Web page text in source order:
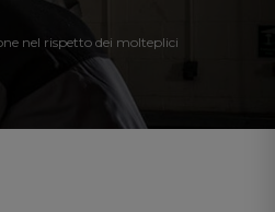
nel rispetto dei molteplici